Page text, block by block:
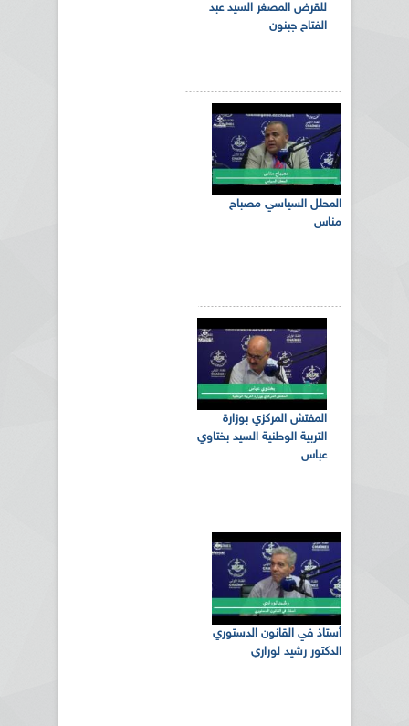
للقرض المصغر السيد عبد
الفتاح جبنون
المحلل السياسي مصباح
مناس
المفتش المركزي بوزارة
التربية الوطنية السيد بختاوي
عباس
أستاذ في القانون الدستوري
الدكتور رشيد لوراري